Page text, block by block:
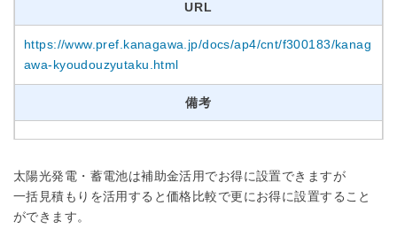
URL
https://www.pref.kanagawa.jp/docs/ap4/cnt/f300183/kanag
awa-kyoudouzyutaku.html
備考
太陽光発電・蓄電池は補助金活用でお得に設置できますが
一括見積もりを活用すると価格比較で更にお得に設置すること
ができます。